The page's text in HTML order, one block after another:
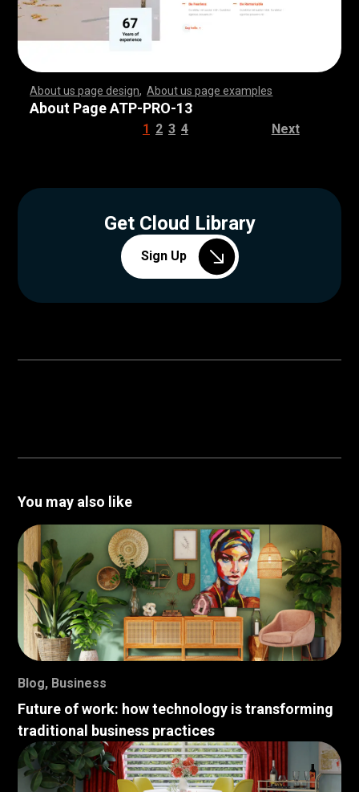
About us page design ,About us page examples
,,,,,,,,,,,,,,,,,,,,,,,, ,,,,,,,,,,,,,,,,,,,,,,,,,,,
,,,,,,,,,,,,,,,,,,,,,,,, ,,,,,,,,,,,,,,,,,,,,,,,,,,,
,,,,,,,,,,,,,,,,,,,,,,,, ,,,,,,,,,,,,,,,,,,,,,,,,,,,
,,,,,,,,,,,,,,,,,,,,,,,, ,,,,,,,,,,,,,,,,,,,,,,,,,,,
,,,,,,,,,,,,,,,,,,,,,,,, ,,,,,,,,,,,,,,,,,,,,,,,,,,,
,,,,,,,,,,,,,,,,,,,,,,,, ,,,,,,,,,,,,,,,,,,,,,,,,,,,
,,,,,,,,,,,,,,,,,,,,,,,, ,,,,,,,,,,,,,,,,,,,,,,,,,,,
,,,,,,,,,,,,,,,,,,,,,,,, ,,,,,,,,,,,,
About Page ATP-PRO-13
1 2 3 4 Next
Get Cloud Library
Sign Up
You may also like
Blog, Business
Future of work: how technology is transforming
traditional business practices